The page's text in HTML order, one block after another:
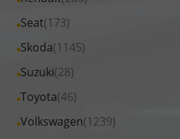
Opel
anzeigen
Peugeot
anzeigen
Fahrzeuge
Renault
anzeigen
Seat(173)
Alle
Fahrzeuge
Seat
anzeigen
Skoda(1145)
Alle
Fahrzeuge
Skoda
anzeigen
Suzuki(28)
Alle
Fahrzeuge
Suzuki
Toyota(46)
Alle
Fahrzeuge
Volkswagen(1239)
Alle